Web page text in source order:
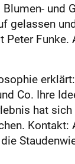
gelassen
Co. Ihre
hat